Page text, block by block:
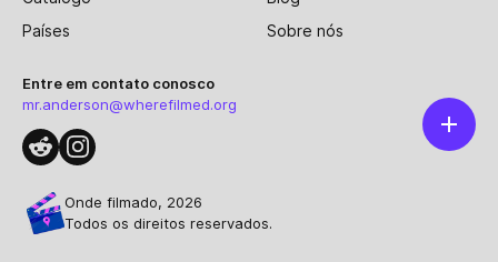
Países
Sobre nós
Entre em contato conosco
mr.anderson@wherefilmed.org
Onde filmado, 2026
Todos os direitos reservados.